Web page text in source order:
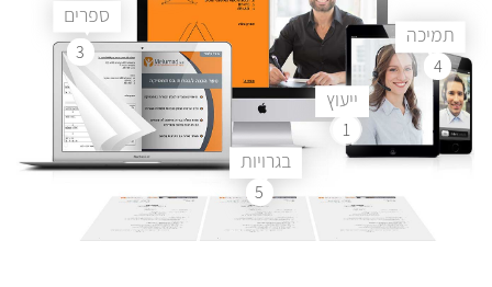
ייעוץ
1
ספרים
3
תמיכה
4
בגרויות
5